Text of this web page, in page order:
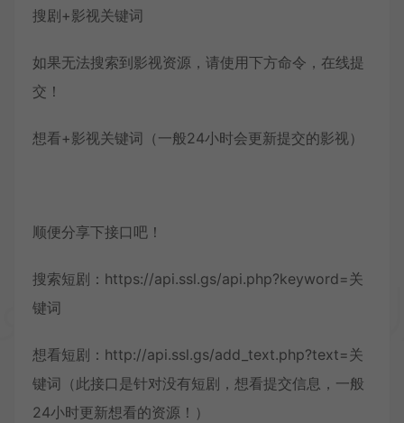
搜剧+影视关键词
如果无法搜索到影视资源，请使用下方命令，在线提
交！
想看+影视关键词（一般24小时会更新提交的影视）
顺便分享下接口吧！
搜索短剧：https://api.ssl.gs/api.php?keyword=关
键词
想看短剧：http://api.ssl.gs/add_text.php?text=关
键词（此接口是针对没有短剧，想看提交信息，一般
24小时更新想看的资源！）